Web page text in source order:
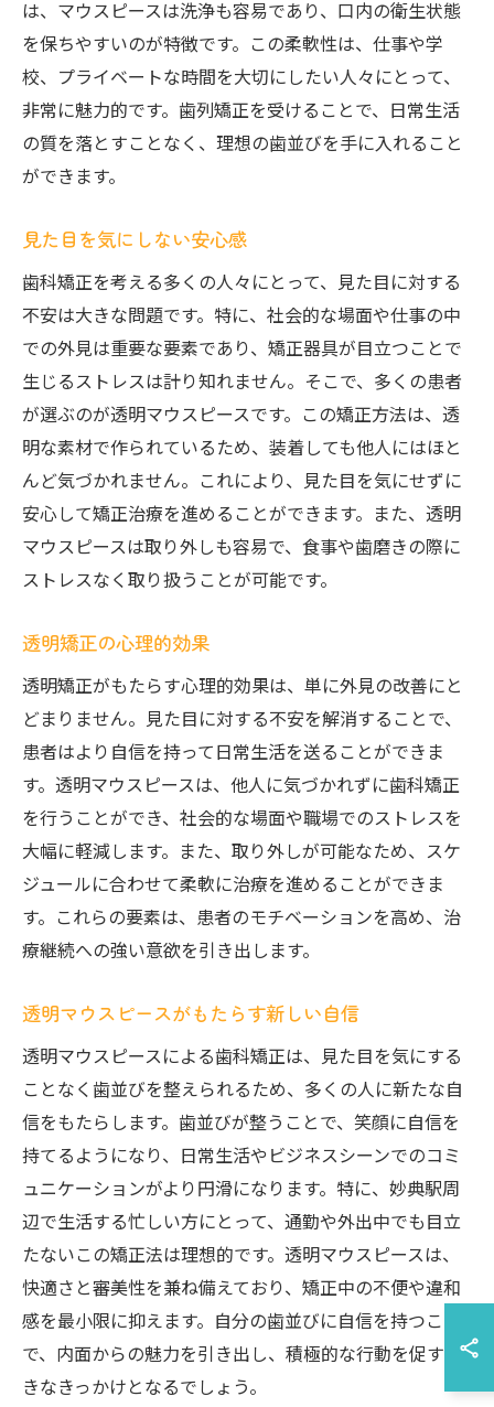
は、マウスピースは洗浄も容易であり、口内の衛生状態
を保ちやすいのが特徴です。この柔軟性は、仕事や学
校、プライベートな時間を大切にしたい人々にとって、
非常に魅力的です。歯列矯正を受けることで、日常生活
の質を落とすことなく、理想の歯並びを手に入れること
ができます。
見た目を気にしない安心感
歯科矯正を考える多くの人々にとって、見た目に対する
不安は大きな問題です。特に、社会的な場面や仕事の中
での外見は重要な要素であり、矯正器具が目立つことで
生じるストレスは計り知れません。そこで、多くの患者
が選ぶのが透明マウスピースです。この矯正方法は、透
明な素材で作られているため、装着しても他人にはほと
んど気づかれません。これにより、見た目を気にせずに
安心して矯正治療を進めることができます。また、透明
マウスピースは取り外しも容易で、食事や歯磨きの際に
ストレスなく取り扱うことが可能です。
透明矯正の心理的効果
透明矯正がもたらす心理的効果は、単に外見の改善にと
どまりません。見た目に対する不安を解消することで、
患者はより自信を持って日常生活を送ることができま
す。透明マウスピースは、他人に気づかれずに歯科矯正
を行うことができ、社会的な場面や職場でのストレスを
大幅に軽減します。また、取り外しが可能なため、スケ
ジュールに合わせて柔軟に治療を進めることができま
す。これらの要素は、患者のモチベーションを高め、治
療継続への強い意欲を引き出します。
透明マウスピースがもたらす新しい自信
透明マウスピースによる歯科矯正は、見た目を気にする
ことなく歯並びを整えられるため、多くの人に新たな自
信をもたらします。歯並びが整うことで、笑顔に自信を
持てるようになり、日常生活やビジネスシーンでのコミ
ュニケーションがより円滑になります。特に、妙典駅周
辺で生活する忙しい方にとって、通勤や外出中でも目立
たないこの矯正法は理想的です。透明マウスピースは、
快適さと審美性を兼ね備えており、矯正中の不便や違和
感を最小限に抑えます。自分の歯並びに自信を持つこと
で、内面からの魅力を引き出し、積極的な行動を促す大
きなきっかけとなるでしょう。